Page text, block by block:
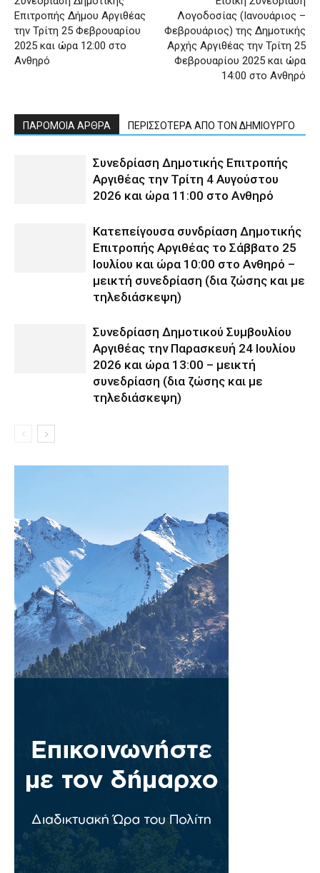
Επιτροπής Δήμου Αργιθέας
την Τρίτη 25 Φεβρουαρίου
2025 και ώρα 12:00 στο
Ανθηρό
Λογοδοσίας (Ιανουάριος –
Φεβρουάριος) της Δημοτικής
Αρχής Αργιθέας την Τρίτη 25
Φεβρουαρίου 2025 και ώρα
14:00 στο Ανθηρό
ΠΑΡΟΜΟΙΑ ΑΡΘΡΑ ΠΕΡΙΣΣΟΤΕΡΑ ΑΠΟ ΤΟΝ ΔΗΜΙΟΥΡΓΟ
Συνεδρίαση Δημοτικής Επιτροπής
Αργιθέας την Τρίτη 4 Αυγούστου
2026 και ώρα 11:00 στο Ανθηρό
Κατεπείγουσα συνδρίαση Δημοτικής
Επιτροπής Αργιθέας το Σάββατο 25
Ιουλίου και ώρα 10:00 στο Ανθηρό –
μεικτή συνεδρίαση (δια ζώσης και με
τηλεδιάσκεψη)
Συνεδρίαση Δημοτικού Συμβουλίου
Αργιθέας την Παρασκευή 24 Ιουλίου
2026 και ώρα 13:00 – μεικτή
συνεδρίαση (δια ζώσης και με
τηλεδιάσκεψη)